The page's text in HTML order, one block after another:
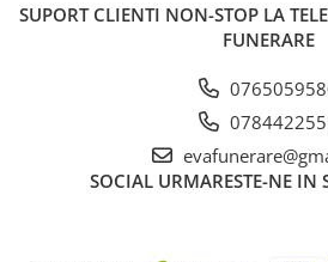
SUPORT CLIENTI NON-STOP LA
FUNERARE
SOCIAL URMARESTE-NE IN